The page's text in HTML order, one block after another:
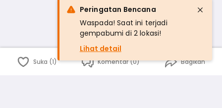
Suka (1) Komentar (0) Bagikan
Peringatan Bencana
Waspada! Saat ini terjadi
gempabumi di 2 lokasi!
Lihat detail